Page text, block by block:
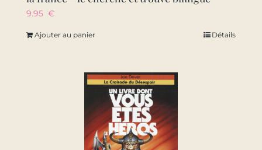
9.95 €
Ajouter au panier Détails